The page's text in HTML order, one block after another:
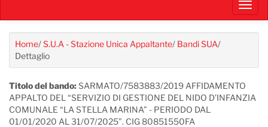
Home/S.U.A - Stazione Unica Appaltante/ Bandi SUA/
Dettaglio
Titolo del bando:SARMATO/7583883/2019 AFFIDAMENTO
APPALTO DEL “SERVIZIO DI GESTIONE DEL NIDO D’INFANZIA
COMUNALE “LA STELLA MARINA” - PERIODO DAL
01/01/2020 AL 31/07/2025”. CIG 80851550FA